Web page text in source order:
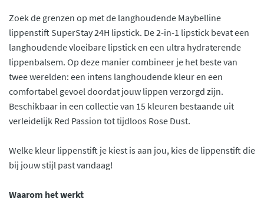
Zoek de grenzen op met de langhoudende Maybelline
lippenstift SuperStay 24H lipstick. De 2-in-1 lipstick bevat een
langhoudende vloeibare lipstick en een ultra hydraterende
lippenbalsem. Op deze manier combineer je het beste van
twee werelden: een intens langhoudende kleur en een
comfortabel gevoel doordat jouw lippen verzorgd zijn.
Beschikbaar in een collectie van 15 kleuren bestaande uit
verleidelijk Red Passion tot tijdloos Rose Dust.
Welke kleur lippenstift je kiest is aan jou, kies de lippenstift die
bij jouw stijl past vandaag!
Waarom het werkt